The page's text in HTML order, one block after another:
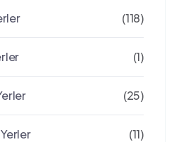
(118)
(1)
(25)
(11)